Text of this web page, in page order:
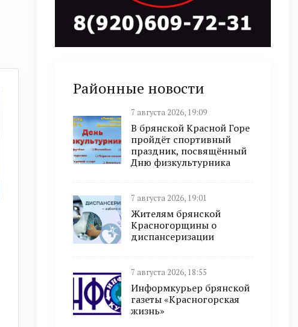
Районные новости
7 августа 2026, 19:09
В брянской Красной Горе
пройдёт спортивный
праздник, посвящённый
Дню физкультурника
7 августа 2026, 19:01
Жителям брянской
Красногорщины о
диспансеризации
7 августа 2026, 18:55
Информкурьер брянской
газеты «Красногорская
жизнь»